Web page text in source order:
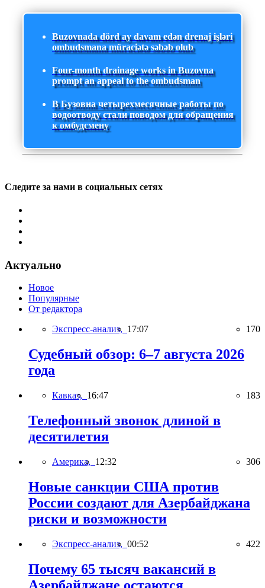
Buzovnada dörd ay davam edən drenaj işləri
ombudsmana müraciətə səbəb olub
Four-month drainage works in Buzovna
prompt an appeal to the ombudsman
В Бузовна четырехмесячные работы по
водоотводу стали поводом для обращения
к омбудсмену
Следите за нами в социальных сетях
Актуально
Новое
Популярные
От редактора
Экспресс-анализ, 17:07 170
Судебный обзор: 6–7 августа 2026
года
Кавказ, 16:47 183
Телефонный звонок длиной в
десятилетия
Америка, 12:32 306
Новые санкции США против
России создают для Азербайджана
риски и возможности
Экспресс-анализ, 00:52 422
Почему 65 тысяч вакансий в
Азербайджане остаются